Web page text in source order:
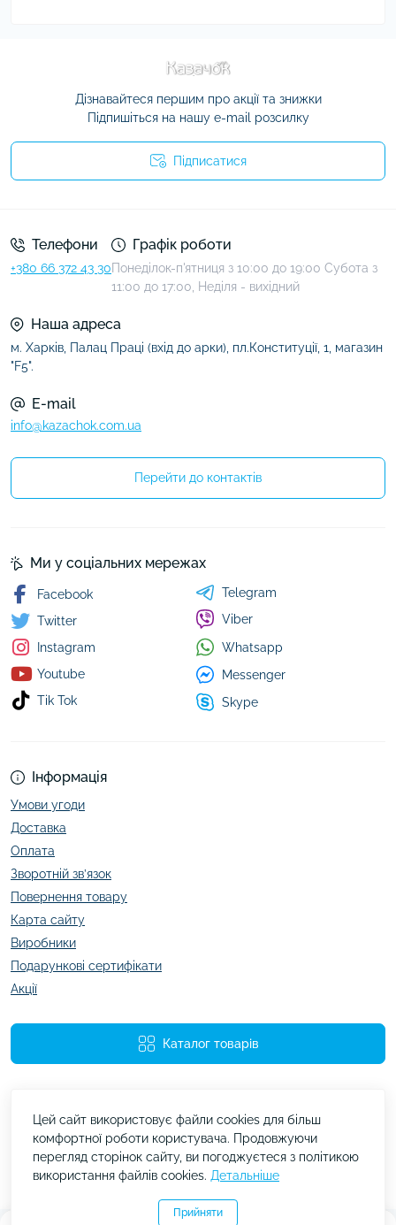
Дізнавайтеся першим про акції та знижки
Підпишіться на нашу e-mail розсилку
Підписатися
Телефони
+380 66 372 43 30
Графік роботи
Понеділок-п'ятниця з 10:00 до 19:00 Субота з
11:00 до 17:00, Неділя - вихідний
Наша адреса
м. Харків, Палац Праці (вхід до арки), пл.Конституції, 1, магазин
"F5".
E-mail
info@kazachok.com.ua
Перейти до контактів
Інформація
Умови угоди
Доставка
Оплата
Зворотній зв’язок
Повернення товару
Карта сайту
Виробники
Подарункові сертифікати
Акції
Каталог товарів
Ми у соціальних мережах
Facebook
Twitter
Instagram
Youtube
Tik Tok
Telegram
Viber
Whatsapp
Messenger
Skype
kazachok.com.ua © 2026
Цей сайт використовує файли cookies для більш
комфортної роботи користувача. Продовжуючи
перегляд сторінок сайту, ви погоджуєтеся з політикою
використання файлів cookies. Детальніше
Прийняти